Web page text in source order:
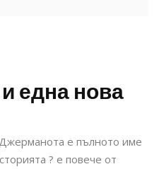
една нова
е пълното име
? е повече от